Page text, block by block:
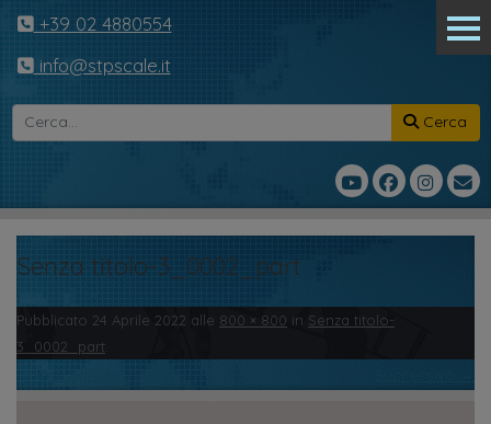
+39 02 4880554
info@stpscale.it
Cerca
Senza titolo-3_0002_part
Pubblicato 24 Aprile 2022 alle 800 × 800 in Senza titolo-
3_0002_part